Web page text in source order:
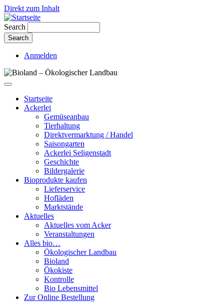
Direkt zum Inhalt
Search
Anmelden
Startseite
Ackerlei
Gemüseanbau
Tierhaltung
Direktvermarktung / Handel
Saisongarten
Ackerlei Seligenstadt
Geschichte
Bildergalerie
Bioprodukte kaufen
Lieferservice
Hofläden
Marktstände
Aktuelles
Aktuelles vom Acker
Veranstaltungen
Alles bio…
Ökologischer Landbau
Bioland
Ökokiste
Kontrolle
Bio Lebensmittel
Zur Online Bestellung